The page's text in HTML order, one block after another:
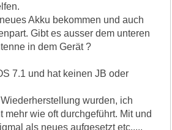
Akku bekommen und auch
Gibt es ausser dem unteren
in dem Gerät ?
7.1 und hat keinen JB oder
wurden, ich
mehr wie oft durchgeführt. Mit und
als neues aufgesetzt etc.....